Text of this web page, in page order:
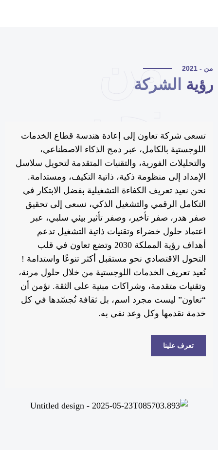
من
نحن
- 2021
الشركة
تسعى شركة تعاون إلى إعادة هندسة قطاع الخدمات
اللوجستية بالكامل، عبر دمج الذكاء الاصطناعي،
والتحليلات الفورية، والتقنيات المتقدمة لتحويل سلاسل
الإمداد إلى منظومة ذكية، ذاتية التكيف، ومستدامة.
نحن نعيد تعريف الكفاءة التشغيلية بفضل الابتكار في
التكامل الرقمي والتشغيل الذكي، نسعى إلى تحقيق
صفر هدر، صفر تأخير، وصفر تأثير بيئي سلبي، عبر
اعتماد حلول خضراء وتقنيات ذاتية التشغيل تدعم
أهداف رؤية المملكة 2030 وتضع تعاون في قلب
التحول الاقتصادي نحو مستقبل أكثر تنوعًا واستدامة !
نُعيد تعريف الخدمات اللوجستية من خلال حلول مرنة،
وتقنيات متقدمة، وشراكات مبنية على الثقة. نؤمن أن
“تعاون” ليست مجرد اسم، بل ثقافة نُجسّدها في كل
خدمة نقدمها وكل وعد نفي به.
تعرف علينا